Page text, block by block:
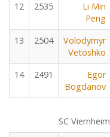
12 2535
Li Min
Peng
13 2504
Volodymyr
Vetoshko
14 2491
Egor
Bogdanov
SC Viernheim